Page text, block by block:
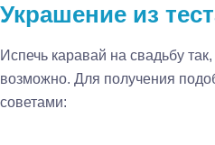
Украшение из
Испечь каравай на свадьбу
возможно. Для получения
советами: